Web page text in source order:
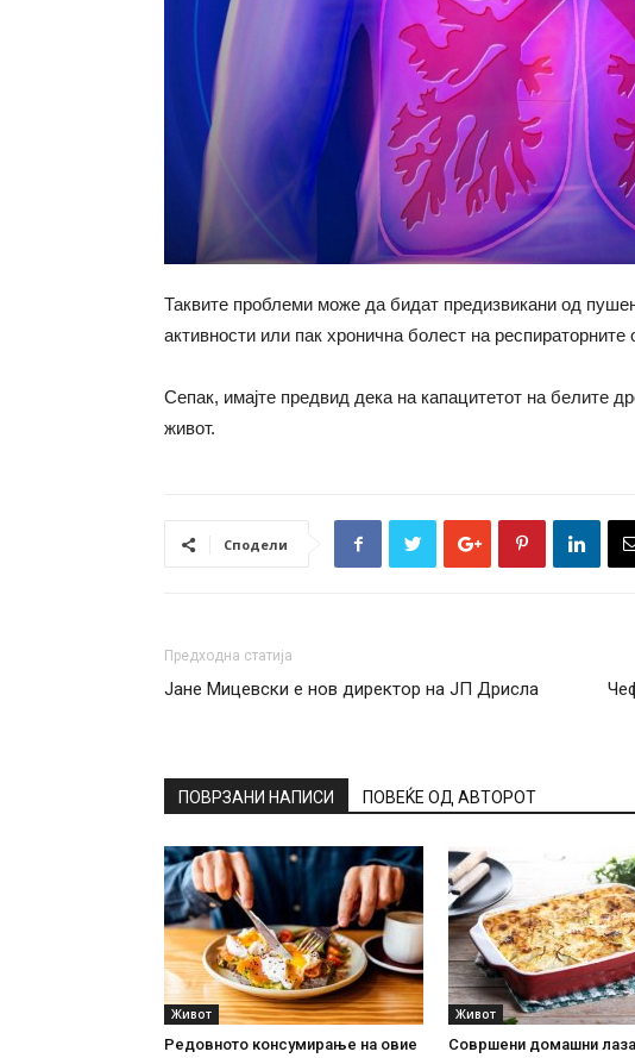
Таквите проблеми може да бидат предизвикани од
активности или пак хронична болест на респираторните
Сепак, имајте предвид дека на капацитетот на белите
живот.
Сподели
Предходна статија
Јане Мицевски е нов директор на ЈП Дрисла
ПОВРЗАНИ НАПИСИ ПОВЕЌЕ ОД АВТОРОТ
Живот
Редовното консумирање на овие
Живот
Совршени домашни